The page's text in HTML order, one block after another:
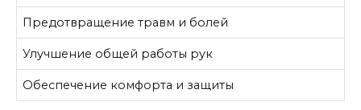
Предотвращение травм и болей
Улучшение общей работы рук
Обеспечение комфорта и защиты